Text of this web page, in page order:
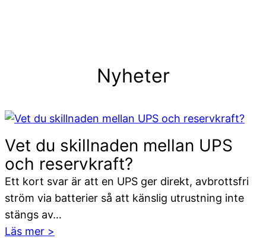
Nyheter
Vet du skillnaden mellan UPS
och reservkraft?
Ett kort svar är att en UPS ger direkt, avbrottsfri
ström via batterier så att känslig utrustning inte
stängs av…
Läs mer >